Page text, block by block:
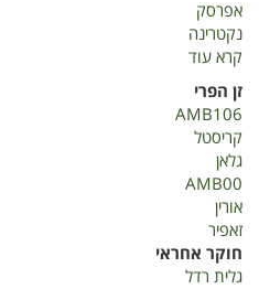
אפרסק
נקטרינה
קרא עוד
זני
פטנט
חוות
זן הפרי
AMB106
קריסטל
גלאן
AMB00
אורין
זאפיר
חוקר אחראי
גלית רדל